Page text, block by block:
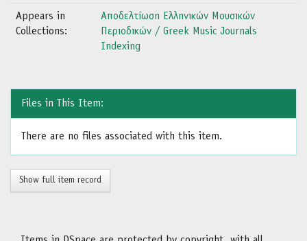
Appears in
Collections:
Αποδελτίωση Ελληνικών Μουσικών
Περιοδικών / Greek Music Journals
Indexing
Files in This Item:
There are no files associated with this item.
Show full item record